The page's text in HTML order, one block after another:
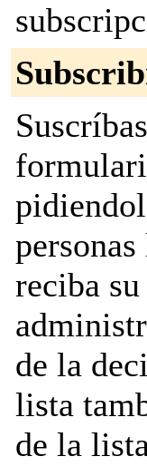
reciba
de la
lista
de la